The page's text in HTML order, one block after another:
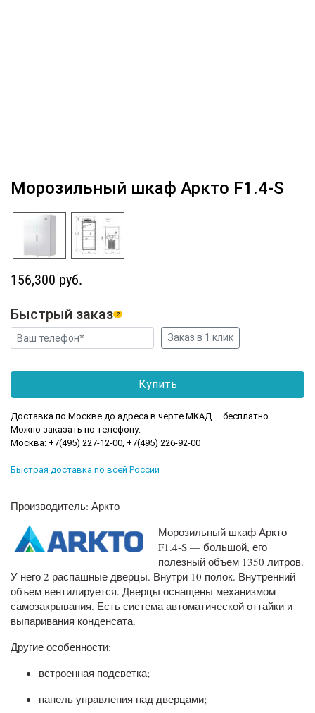
Морозильный шкаф Аркто F1.4-S
156,300 руб.
Быстрый заказ ?
Доставка по Москве до адреса в черте МКАД — бесплатно
Можно заказать по телефону:
Москва: +7(495) 227-12-00, +7(495) 226-92-00
Быстрая доставка по всей России
Производитель: Аркто
Морозильный шкаф Аркто
F1.4-S — большой, его
полезный объем 1350 литров.
У него 2 распашные дверцы. Внутри 10 полок. Внутренний
объем вентилируется. Дверцы оснащены механизмом
самозакрывания. Есть система автоматической оттайки и
выпаривания конденсата.
Другие особенности:
встроенная подсветка;
панель управления над дверцами;